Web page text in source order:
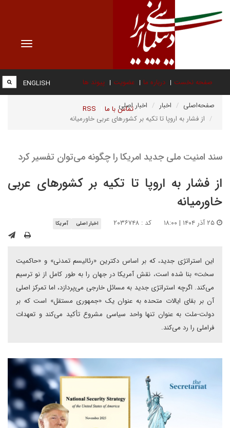
Toggle
صفحه نخست درباره ما عضویت پیوند ها
تماس با ما RSS
ENGLISH
صفحه‌اصلی اخبار
اخبار اصلی
از فشار به اروپا تا تکیه بر کشورهای عربی خاورمیانه
سند امنیت ملی جدید امریکا را چگونه می‌توان تفسیر کرد
از فشار به اروپا تا تکیه بر کشورهای عربی
خاورمیانه
کد : ۲۰۳۶۷۴۸ اخبار اصلی آمریکا
این استراتژی جدید، که بر اساس دکترین «رئالیسم تمدنی» و «حاکمیت
سخت» بنا شده است، نقش آمریکا در جهان را به طور کامل از نو ترسیم
می‌کند. اگرچه استراتژی جدید به مسائل خارجی می‌پردازد، اما تمرکز اصلی
آن بر بقای ایالات متحده به عنوان یک «جمهوری مستقل» است که بر
دولت-ملت به عنوان تنها واحد سیاسی مشروع تأکید می‌کند و تعهدات
فراملی را رد می‌کند.